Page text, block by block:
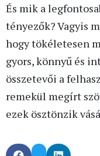
És mik a
tényezők? Vagyis
hogy tökéletesen
gyors, könnyű és
összetevői a
remekül megírt
ezek ösztönzik